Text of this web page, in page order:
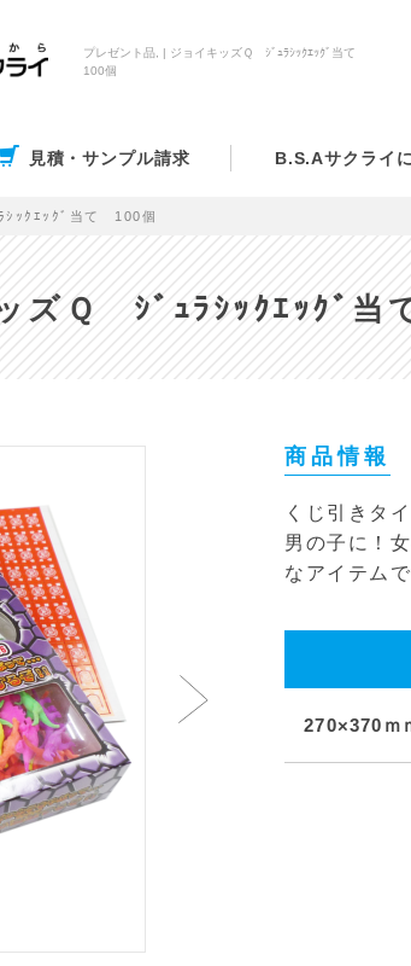
プレゼント品, | ジョイキッズＱ ｼﾞｭﾗｼｯｸｴｯｸﾞ当て
100個
見積・サンプル請求 B.S.Aサクライ
ｼｯｸｴｯｸﾞ当て 100個
ズＱ ｼﾞｭﾗｼｯｸｴｯｸﾞ当
商品情報
くじ引きタ
男の子に！
なアイテムで
270×370ｍ